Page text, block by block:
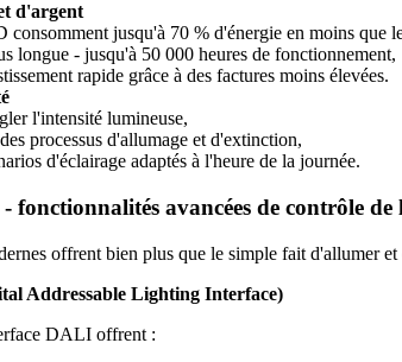
d'argent
consomment jusqu'à 70 % d'énergie en moins que
longue - jusqu'à 50 000 heures de fonctionnement,
rapide grâce à des factures moins élevées.
l'intensité lumineuse,
processus d'allumage et d'extinction,
d'éclairage adaptés à l'heure de la journée.
fonctionnalités avancées de contrôle de
offrent bien plus que le simple fait d'allumer
Addressable Lighting Interface)
DALI offrent :